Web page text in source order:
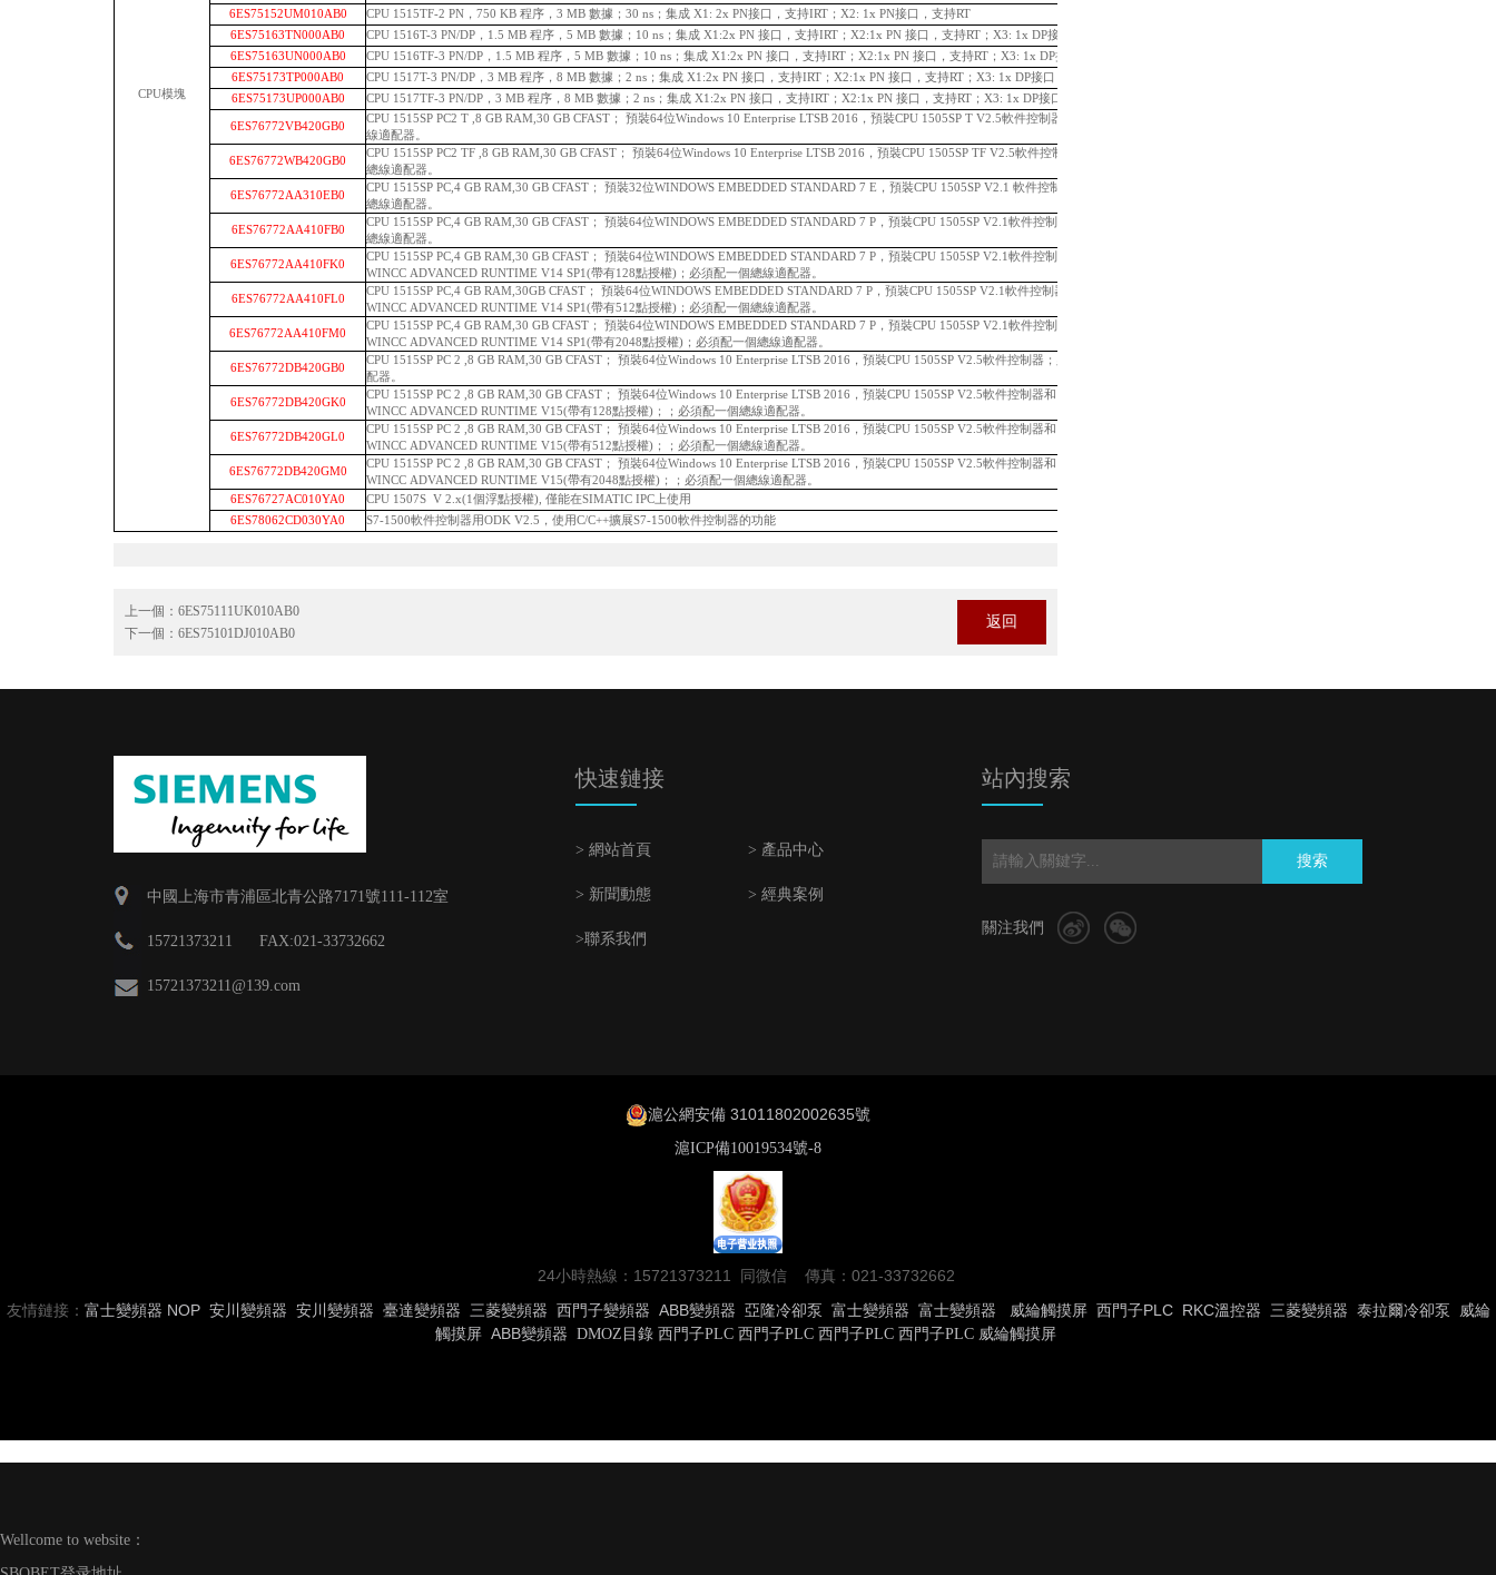
CPU模塊
6ES75152UM010AB0
CPU 1515TF-2 PN，750 KB 程序，3 MB 數據；30 ns；集成 X1: 2x PN接口，支持IRT；X2: 1x PN接口，支持RT
6ES75163TN000AB0
CPU 1516T-3 PN/DP，1.5 MB 程序，5 MB 數據；10 ns；集成 X1:2x PN 接口，支持IRT；X2:1x PN 接口，支持RT；X3: 1x DP接口
6ES75163UN000AB0
CPU 1516TF-3 PN/DP，1.5 MB 程序，5 MB 數據；10 ns；集成 X1:2x PN 接口，支持IRT；X2:1x PN 接口，支持RT；X3: 1x DP接口
6ES75173TP000AB0
CPU 1517T-3 PN/DP，3 MB 程序，8 MB 數據；2 ns；集成 X1:2x PN 接口，支持IRT；X2:1x PN 接口，支持RT；X3: 1x DP接口
6ES75173UP000AB0
CPU 1517TF-3 PN/DP，3 MB 程序，8 MB 數據；2 ns；集成 X1:2x PN 接口，支持IRT；X2:1x PN 接口，支持RT；X3: 1x DP接口
6ES76772VB420GB0
CPU 1515SP PC2 T ,8 GB RAM,30 GB CFAST； 預裝64位Windows 10 Enterprise LTSB 2016，預裝CPU 1505SP T V2.5軟件控制器；
線適配器。
6ES76772WB420GB0
CPU 1515SP PC2 TF ,8 GB RAM,30 GB CFAST； 預裝64位Windows 10 Enterprise LTSB 2016，預裝CPU 1505SP TF V2.5軟件控制器；
總線適配器。
6ES76772AA310EB0
CPU 1515SP PC,4 GB RAM,30 GB CFAST； 預裝32位WINDOWS EMBEDDED STANDARD 7 E，預裝CPU 1505SP V2.1 軟件控制器；
總線適配器。
6ES76772AA410FB0
CPU 1515SP PC,4 GB RAM,30 GB CFAST； 預裝64位WINDOWS EMBEDDED STANDARD 7 P，預裝CPU 1505SP V2.1軟件控制器；
總線適配器。
6ES76772AA410FK0
CPU 1515SP PC,4 GB RAM,30 GB CFAST； 預裝64位WINDOWS EMBEDDED STANDARD 7 P，預裝CPU 1505SP V2.1軟件控制器和
WINCC ADVANCED RUNTIME V14 SP1(帶有128點授權)； 必須配一個總線適配器。
6ES76772AA410FL0
CPU 1515SP PC,4 GB RAM,30GB CFAST； 預裝64位WINDOWS EMBEDDED STANDARD 7 P，預裝CPU 1505SP V2.1軟件控制器和
WINCC ADVANCED RUNTIME V14 SP1(帶有512點授權)； 必須配一個總線適配器。
6ES76772AA410FM0
CPU 1515SP PC,4 GB RAM,30 GB CFAST； 預裝64位WINDOWS EMBEDDED STANDARD 7 P，預裝CPU 1505SP V2.1軟件控制器和
WINCC ADVANCED RUNTIME V14 SP1(帶有2048點授權)； 必須配一個總線適配器。
6ES76772DB420GB0
CPU 1515SP PC 2 ,8 GB RAM,30 GB CFAST； 預裝64位Windows 10 Enterprise LTSB 2016，預裝CPU 1505SP V2.5軟件控制器；
配器。
6ES76772DB420GK0
CPU 1515SP PC 2 ,8 GB RAM,30 GB CFAST； 預裝64位Windows 10 Enterprise LTSB 2016，預裝CPU 1505SP V2.5軟件控制器和
WINCC ADVANCED RUNTIME V15(帶有128點授權)；； 必須配一個總線適配器。
6ES76772DB420GL0
CPU 1515SP PC 2 ,8 GB RAM,30 GB CFAST； 預裝64位Windows 10 Enterprise LTSB 2016，預裝CPU 1505SP V2.5軟件控制器和
WINCC ADVANCED RUNTIME V15(帶有512點授權)；； 必須配一個總線適配器。
6ES76772DB420GM0
CPU 1515SP PC 2 ,8 GB RAM,30 GB CFAST； 預裝64位Windows 10 Enterprise LTSB 2016，預裝CPU 1505SP V2.5軟件控制器和
WINCC ADVANCED RUNTIME V15(帶有2048點授權)；； 必須配一個總線適配器。
6ES76727AC010YA0 CPU 1507S V 2.x(1個浮點授權), 僅能在SIMATIC IPC上使用
6ES78062CD030YA0
S7-1500軟件控制器用ODK V2.5，使用C/C++擴展S7-1500軟件控制器的功能
上一個： 6ES75111UK010AB0
下一個： 6ES75101DJ010AB0
返回
中國上海市青浦區北青公路7171號111-112室
15721373211 FAX:021-33732662
15721373211 @139.com
快速鏈接
> 網站首頁 > 產品中心
> 新聞動態 > 經典案例
>聯系我們
站內搜索
搜索
關注我們
滬公網安備 31011802002635號
滬ICP備10019534號-8
24小時熱線：15721373211 同微信 傳真：021-33732662
友情鏈接： 富士變頻器 NOP 安川變頻器 安川變頻器 臺達變頻器 三菱變頻器 西門子變頻器 ABB變頻器 亞隆冷卻泵 富士變頻器 富士變頻器 威綸觸摸屏 西門子PLC RKC溫控器 三菱變頻器 泰拉爾冷卻泵
威綸
觸摸屏 ABB變頻器 DMOZ目錄 西門子PLC 西門子PLC 西門子PLC 西門子PLC 威綸觸摸屏
Wellcome to website：